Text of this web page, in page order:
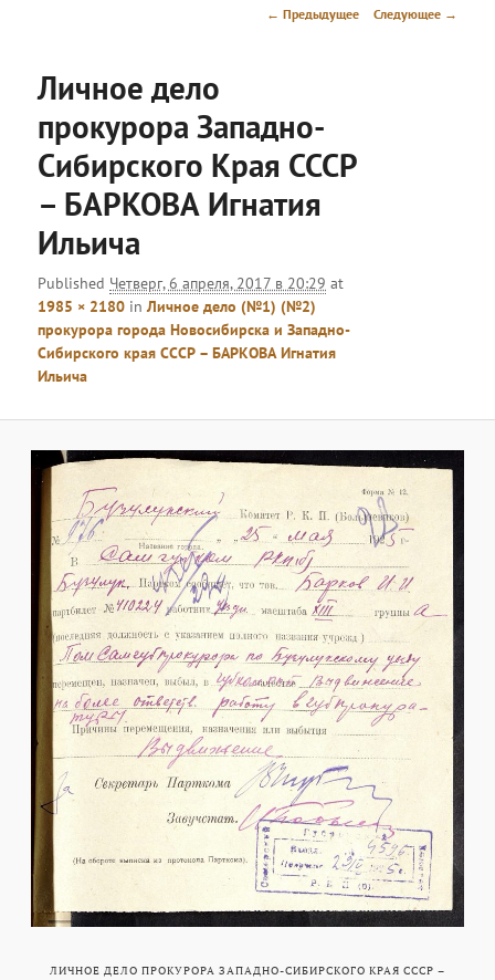
Навигация
← Предыдущее Следующее →
Личное дело
прокурора Западно-
Сибирского Края СССР
– БАРКОВА Игнатия
Ильича
Published Четверг, 6 апреля, 2017 в 20:29 at
1985 × 2180 inЛичное дело (№1) (№2)
прокурора города Новосибирска и Западно-
Сибирского края СССР – БАРКОВА Игнатия
Ильича
ЛИЧНОЕ ДЕЛО ПРОКУРОРА ЗАПАДНО-СИБИРСКОГО КРАЯ СССР –